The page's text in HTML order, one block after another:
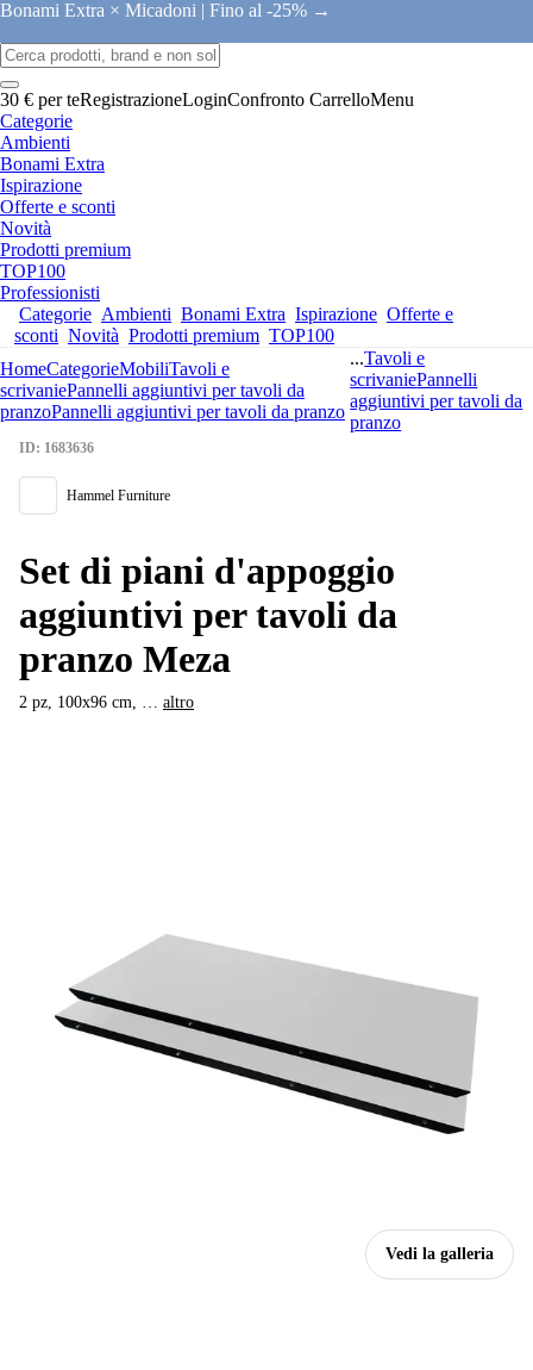
Bonami Extra × Micadoni | Fino al -25% →
30 € per teRegistrazioneLoginConfronto CarrelloMenu
Categorie
Ambienti
Bonami Extra
Ispirazione
Offerte e sconti
Novità
Prodotti premium
TOP100
Professionisti
Categorie Ambienti Bonami Extra Ispirazione Offerte e
sconti Novità Prodotti premium TOP100
HomeCategorieMobiliTavoli e
scrivaniePannelli aggiuntivi per tavoli da
pranzoPannelli aggiuntivi per tavoli da pranzo
...Tavoli e
scrivaniePannelli
aggiuntivi per tavoli da
pranzo
Vedi la galleria
ID: 1683636
Hammel Furniture
Set di piani d'appoggio
aggiuntivi per tavoli da
pranzo Meza
2 pz, 100x96 cm, … altro